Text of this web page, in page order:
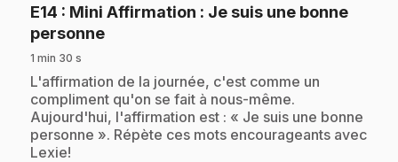
E14 : Mini Affirmation : Je suis une bonne
personne.
1 min 30 s
.L'affirmation de la journée, c'est comme un
compliment qu'on se fait à nous-même.
Aujourd'hui, l'affirmation est : « Je suis une bonne
personne ». Répète ces mots encourageants avec
Lexie!